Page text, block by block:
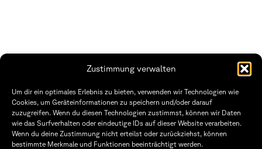
Zustimmung verwalten
Um dir ein optimales Erlebnis zu bieten, verwenden wir Technologien wie
Cookies, um Geräteinformationen zu speichern und/oder darauf
zuzugreifen. Wenn du diesen Technologien zustimmst, können wir Daten
wie das Surfverhalten oder eindeutige IDs auf dieser Website verarbeiten.
Wenn du deine Zustimmung nicht erteilst oder zurückziehst, können
bestimmte Merkmale und Funktionen beeinträchtigt werden.
Technische Hochschule
Würzburg-Schweinfurt
Sanderheinrichsleitenweg 20
97074 Würzburg
Öffnungszeiten Dekanat
Montag – Freitag
8:30 – 12:00
Dienstag & Donnerstag
8:30 – 15:30